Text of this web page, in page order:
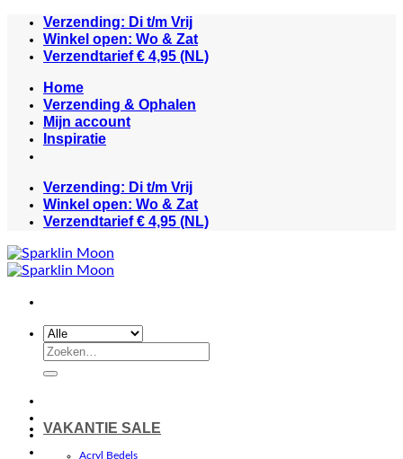
naar
inhoud
Verzending: Di t/m Vrij
Winkel open: Wo & Zat
Verzendtarief € 4,95 (NL)
Home
Verzending & Ophalen
Mijn account
Inspiratie
Verzending: Di t/m Vrij
Winkel open: Wo & Zat
Verzendtarief € 4,95 (NL)
Zoeken
VAKANTIE SALE
Acryl Bedels